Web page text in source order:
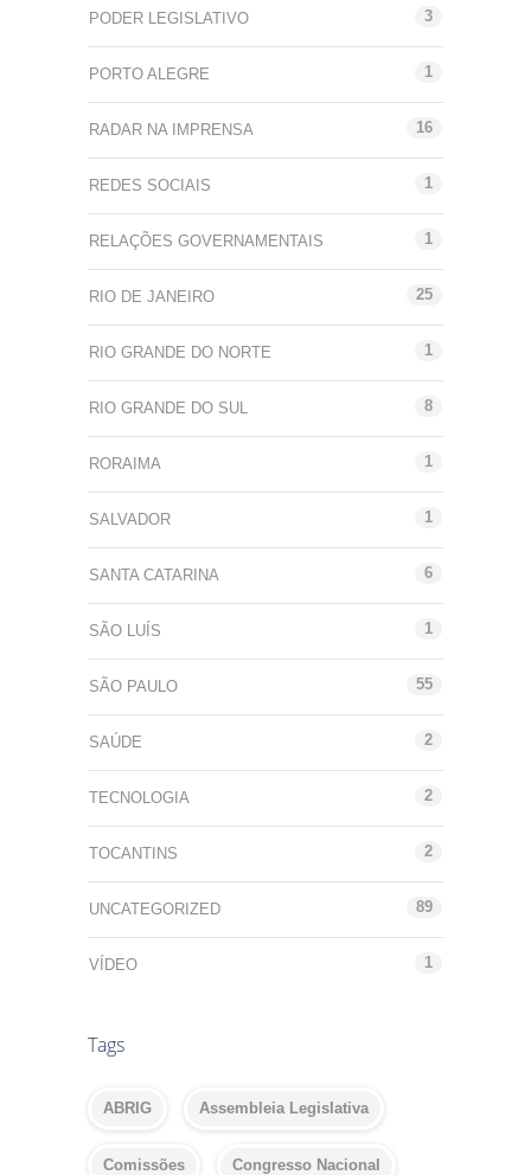
PODER LEGISLATIVO 3
PORTO ALEGRE 1
RADAR NA IMPRENSA 16
REDES SOCIAIS 1
RELAÇÕES GOVERNAMENTAIS 1
RIO DE JANEIRO 25
RIO GRANDE DO NORTE 1
RIO GRANDE DO SUL 8
RORAIMA 1
SALVADOR 1
SANTA CATARINA 6
SÃO LUÍS 1
SÃO PAULO 55
SAÚDE 2
TECNOLOGIA 2
TOCANTINS 2
UNCATEGORIZED 89
VÍDEO 1
Tags
ABRIG Assembleia Legislativa
Comissões Congresso Nacional